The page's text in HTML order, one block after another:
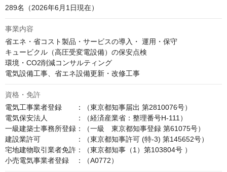
289名（2026年6月1日現在）
事業内容
省エネ・省コスト製品・サービスの導入・ 運用・保守
キュービクル（高圧受変電設備）の保安点検
環境・CO2削減コンサルティング
電気設備工事、省エネ設備更新・改修工事
資格・免許
電気工事業者登録　　：（東京都知事届出 第2810076号）
電気保安法人　　　　：（経済産業省：整理番号H-111）
一級建築士事務所登録：（一級　東京都知事登録 第61075号）
建設業許可　　　　　：（東京都知事許可 (特-3) 第145652号）
宅地建物取引業者免許：（東京都知事（1）第103804号 ）
小売電気事業者登録　：（A0772）